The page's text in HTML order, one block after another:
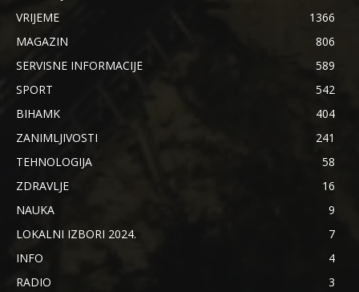
VRIJEME
1366
MAGAZIN
806
SERVISNE INFORMACIJE
589
SPORT
542
BIHAMK
404
ZANIMLJIVOSTI
241
TEHNOLOGIJA
58
ZDRAVLJE
16
NAUKA
9
LOKALNI IZBORI 2024.
7
INFO
4
RADIO
3